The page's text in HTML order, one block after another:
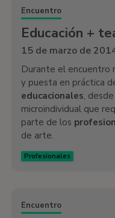
Encuentro
Educación +
15 de marzo de
Durante el encuentro
y puesta en práctica
educacionales,
microindividual que
parte de los
de arte.
Profesionales
Encuentro